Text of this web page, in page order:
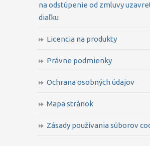
na odstúpenie od zmluvy
diaľku
Licencia na produkty
Právne podmienky
Ochrana osobných údajov
Mapa stránok
Zásady používania súborov